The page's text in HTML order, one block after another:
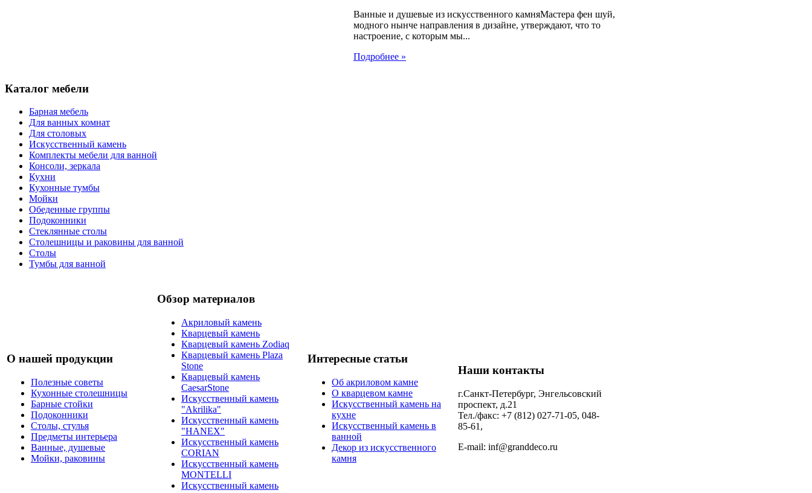
Ванные и душевые из искусственного камняМастера фен шуй,
модного нынче направления в дизайне, утверждают, что то
настроение, с которым мы...
Подробнее »
Каталог мебели
Барная мебель
Для ванных комнат
Для столовых
Искусственный камень
Комплекты мебели для ванной
Консоли, зеркала
Кухни
Кухонные тумбы
Мойки
Обеденные группы
Подоконники
Стеклянные столы
Столешницы и раковины для ванной
Столы
Тумбы для ванной
О нашей продукции
Полезные советы
Кухонные столешницы
Барные стойки
Подоконники
Столы, стулья
Предметы интерьера
Ванные, душевые
Мойки, раковины
Обзор материалов
Акриловый камень
Кварцевый камень
Кварцевый камень Zodiaq
Кварцевый камень Plaza
Stone
Кварцевый камень
CaesarStone
Искусственный камень
"Akrilika"
Искусственный камень
"HANEX"
Искусственный камень
CORIAN
Искусственный камень
MONTELLI
Искусственный камень
Интересные статьи
Об акриловом камне
О кварцевом камне
Искусственный камень на
кухне
Искусственный камень в
ванной
Декор из искусственного
камня
Наши контакты
г.Санкт-Петербург, Энгельсовский
проспект, д.21
Тел./факс: +7 (812) 027-71-05, 048-
85-61,
E-mail: inf@granddeco.ru